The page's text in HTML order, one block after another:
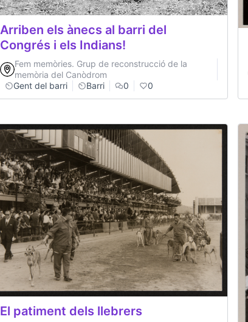
Arriben els ànecs al barri del
Congrés i els Indians!
Fem memòries. Grup de reconstrucció de la
memòria del Canòdrom
Gent del barri
Barri 0 0
El patiment dels llebrers